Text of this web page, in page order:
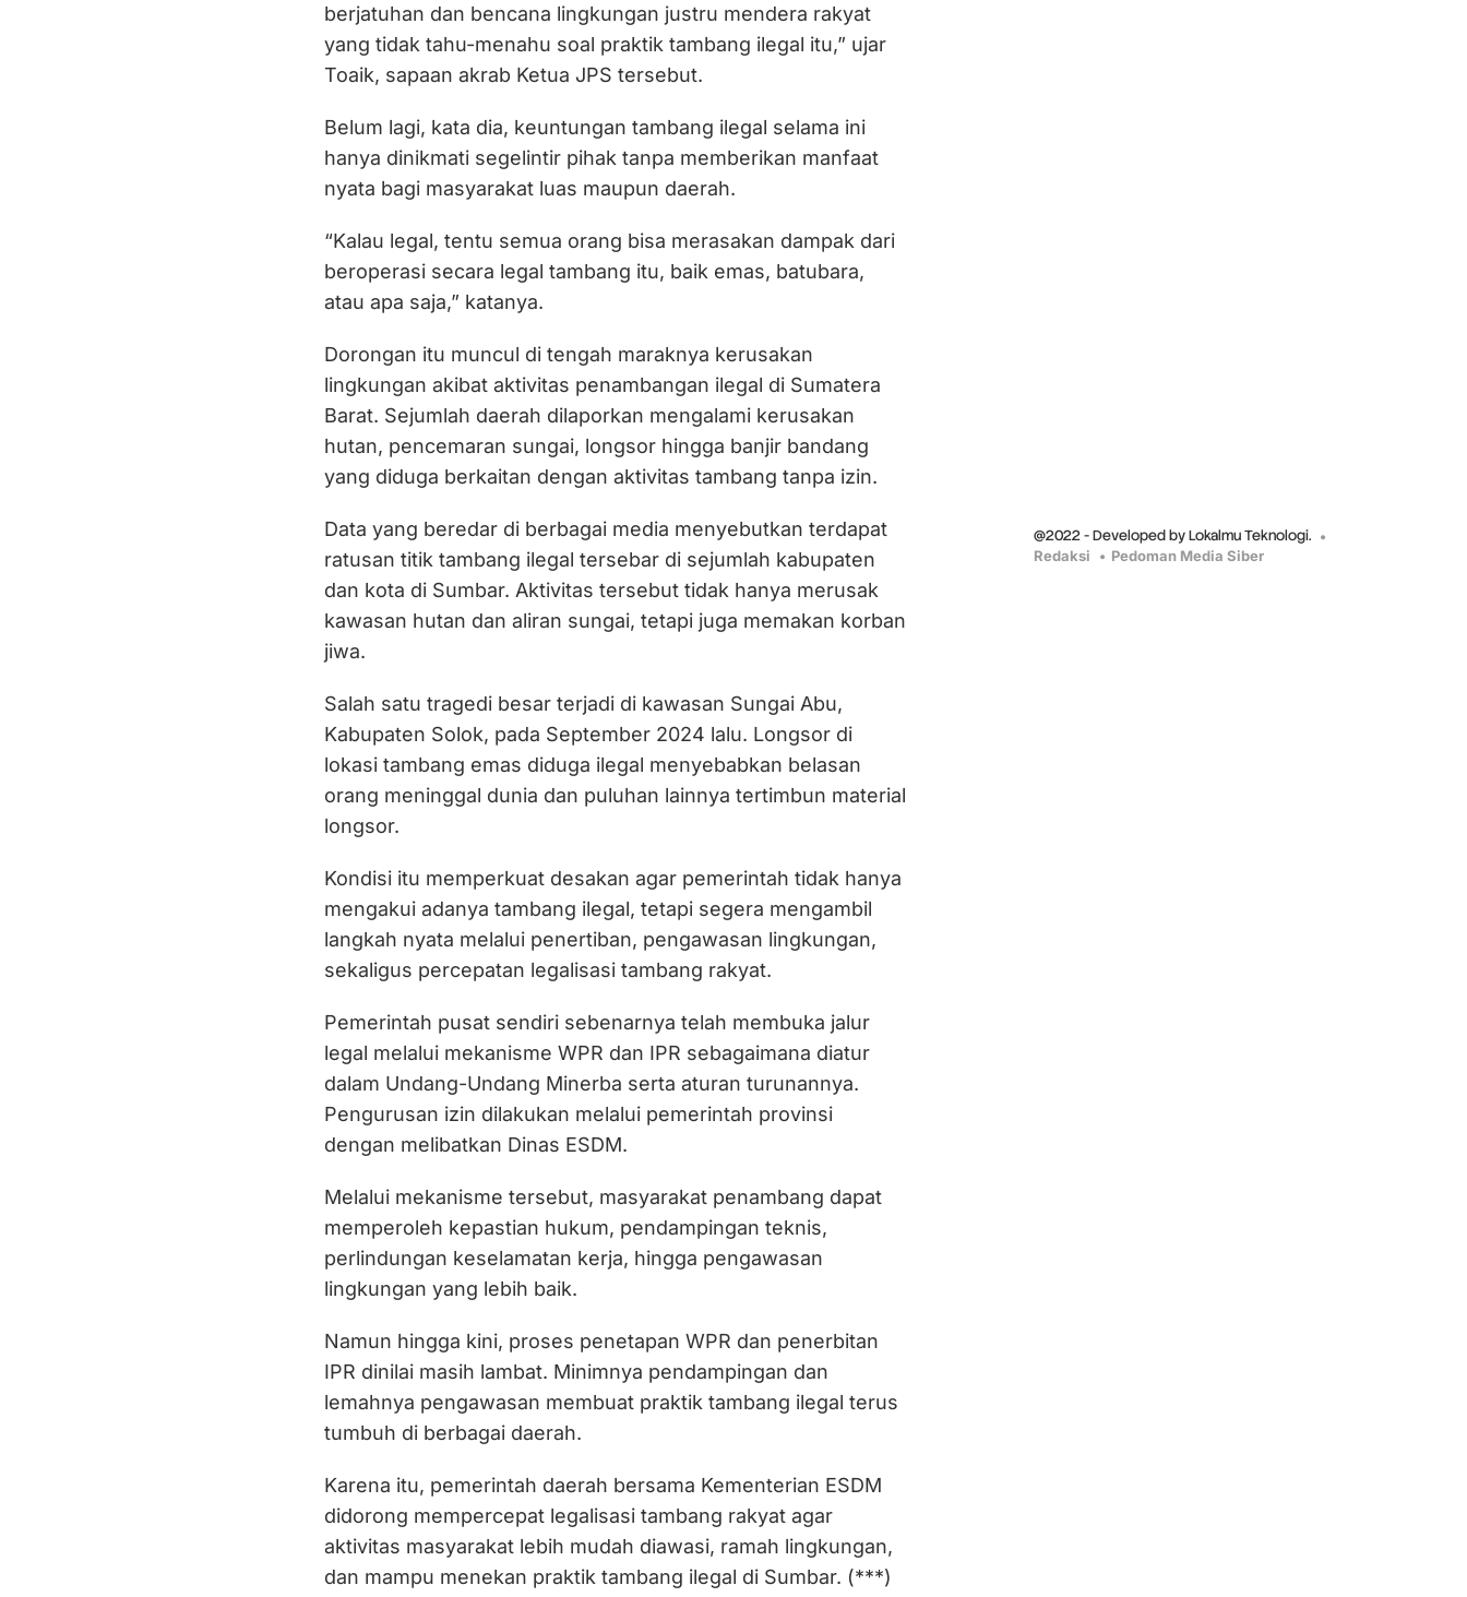
berjatuhan dan bencana lingkungan justru mendera rakyat
yang tidak tahu-menahu soal praktik tambang ilegal itu,” ujar
Toaik, sapaan akrab Ketua JPS tersebut.
Belum lagi, kata dia, keuntungan tambang ilegal selama ini
hanya dinikmati segelintir pihak tanpa memberikan manfaat
nyata bagi masyarakat luas maupun daerah.
“Kalau legal, tentu semua orang bisa merasakan dampak dari
beroperasi secara legal tambang itu, baik emas, batubara,
atau apa saja,” katanya.
Dorongan itu muncul di tengah maraknya kerusakan
lingkungan akibat aktivitas penambangan ilegal di Sumatera
Barat. Sejumlah daerah dilaporkan mengalami kerusakan
hutan, pencemaran sungai, longsor hingga banjir bandang
yang diduga berkaitan dengan aktivitas tambang tanpa izin.
Data yang beredar di berbagai media menyebutkan terdapat
ratusan titik tambang ilegal tersebar di sejumlah kabupaten
dan kota di Sumbar. Aktivitas tersebut tidak hanya merusak
kawasan hutan dan aliran sungai, tetapi juga memakan korban
jiwa.
Salah satu tragedi besar terjadi di kawasan Sungai Abu,
Kabupaten Solok, pada September 2024 lalu. Longsor di
lokasi tambang emas diduga ilegal menyebabkan belasan
orang meninggal dunia dan puluhan lainnya tertimbun material
longsor.
Kondisi itu memperkuat desakan agar pemerintah tidak hanya
mengakui adanya tambang ilegal, tetapi segera mengambil
langkah nyata melalui penertiban, pengawasan lingkungan,
sekaligus percepatan legalisasi tambang rakyat.
Pemerintah pusat sendiri sebenarnya telah membuka jalur
legal melalui mekanisme WPR dan IPR sebagaimana diatur
dalam Undang-Undang Minerba serta aturan turunannya.
Pengurusan izin dilakukan melalui pemerintah provinsi
dengan melibatkan Dinas ESDM.
Melalui mekanisme tersebut, masyarakat penambang dapat
memperoleh kepastian hukum, pendampingan teknis,
perlindungan keselamatan kerja, hingga pengawasan
lingkungan yang lebih baik.
Namun hingga kini, proses penetapan WPR dan penerbitan
IPR dinilai masih lambat. Minimnya pendampingan dan
lemahnya pengawasan membuat praktik tambang ilegal terus
tumbuh di berbagai daerah.
Karena itu, pemerintah daerah bersama Kementerian ESDM
didorong mempercepat legalisasi tambang rakyat agar
aktivitas masyarakat lebih mudah diawasi, ramah lingkungan,
dan mampu menekan praktik tambang ilegal di Sumbar. (***)
@2022 - Developed by Lokalmu Teknologi.
Redaksi Pedoman Media Siber